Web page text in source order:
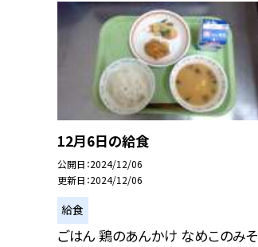
12月6日の給食
公開日 2024/12/06
更新日 2024/12/06
給食
ごはん 鶏のあんかけ なめこのみそ